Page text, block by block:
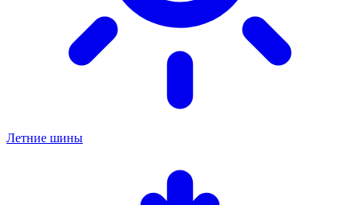
Летние шины